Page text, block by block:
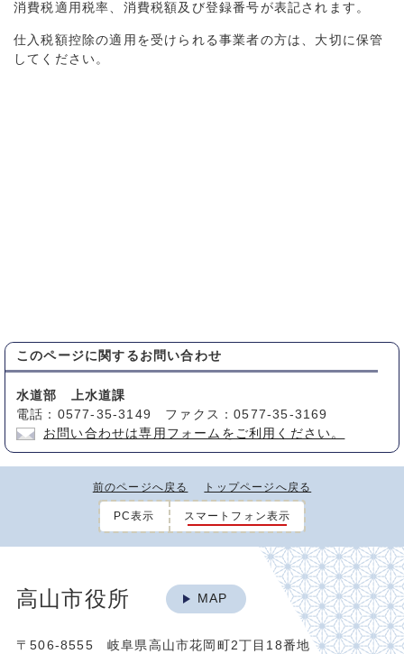
消費税適用税率、消費税額及び登録番号が表記されます。
仕入税額控除の適用を受けられる事業者の方は、大切に保管
してください。
このページに関する お問い合わせ
水道部 上水道課
電話：0577-35-3149 ファクス：0577-35-3169
お問い合わせは専用フォームをご利用ください。
前のページへ戻る トップページへ戻る
PC表示 スマートフォン表示
高山市役所 MAP
〒506-8555 岐阜県高山市花岡町2丁目18番地